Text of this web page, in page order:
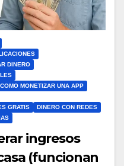
DINERO
COMO MONETIZAR UNA APP
GRATIS
DINERO CON REDES
ingresos
(funcionan